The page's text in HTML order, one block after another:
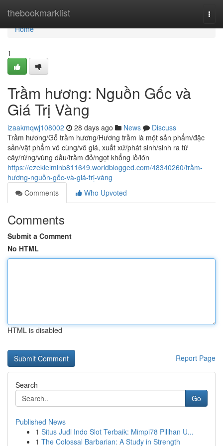
thebookmarklist
Home
Home
1
Trầm hương: Nguồn Gốc và
Giá Trị Vàng
izaakmqwj108002 28 days ago News
Discuss
Trầm hương/Gỗ trầm hương/Hương trầm là một sản phẩm/đặc
sản/vật phẩm vô cùng/vô giá, xuất xứ/phát sinh/sinh ra từ
cây/rừng/vùng dầu/trầm đỏ/ngọt khổng lồ/lớn
https://ezekielmlnb811649.worldblogged.com/48340260/trầm-
hương-nguồn-gốc-và-giá-trị-vàng
Comments
Who Upvoted
Comments
Submit a Comment
No HTML
HTML is disabled
Report Page
Search
Go
Published News
1 Situs Judi Indo Slot Terbaik: Mimpi78 Pilihan U...
1 The Colossal Barbarian: A Study in Strength